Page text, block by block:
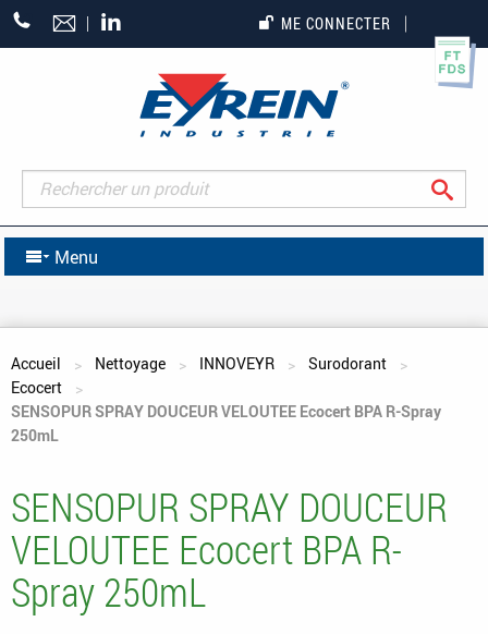
+33
(0)5
ME CONNECTER
Menu
Vous êtes ici
Accueil Nettoyage INNOVEYR
Surodorant
Ecocert
SENSOPUR SPRAY DOUCEUR VELOUTEE Ecocert BPA R-Spray
250mL
SENSOPUR SPRAY DOUCEUR
VELOUTEE Ecocert BPA R-
Spray 250mL